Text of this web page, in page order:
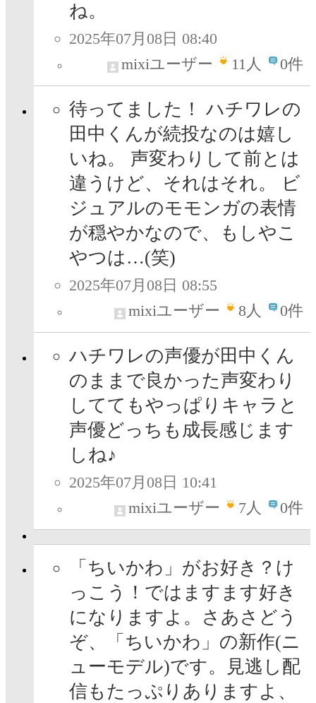
ね。
2025年07月08日 08:40
mixiユーザー
11人 0件
待ってました！ ハチワレの
田中くんが続投なのは嬉し
いね。 声変わりして前とは
違うけど、それはそれ。 ビ
ジュアルのモモンガの表情
が穏やかなので、もしやこ
やつは…(笑)
2025年07月08日 08:55
mixiユーザー
8人 0件
ハチワレの声優が田中くん
のままで良かった声変わり
しててもやっぱりキャラと
声優どっちも成長感じます
しね♪
2025年07月08日 10:41
mixiユーザー
7人 0件
「ちいかわ」がお好き？け
っこう！ではますます好き
になりますよ。さあさどう
ぞ、「ちいかわ」の新作(ニ
ューモデル)です。見逃し配
信もたっぷりありますよ、